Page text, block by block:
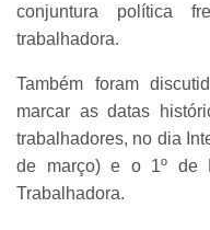
conjuntura política
trabalhadora.
Também foram
marcar as datas
trabalhadores, no dia
de março) e o 1º de
Trabalhadora.